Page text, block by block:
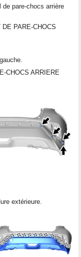
de pare-chocs arrière
PARE-CHOCS
CHOCS ARRIERE
extérieure.